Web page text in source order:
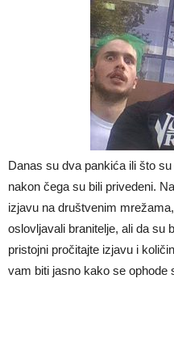
Danas su dva pankića ili što
nakon čega su bili privedeni.
izjavu na društvenim
oslovljavali branitelje, ali da su
pristojni pročitajte izjavu i
vam biti jasno kako se ophode